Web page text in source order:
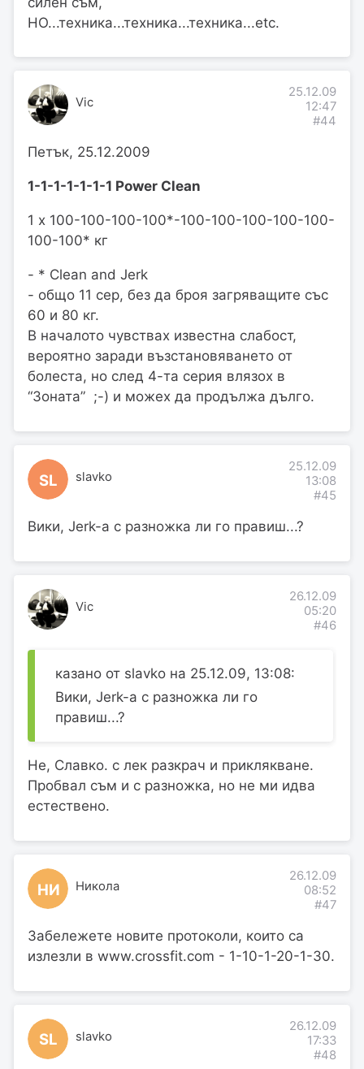
НО...техника...техника...техника...etc.
Vic
25.12.09
12:47
#44
Петък, 25.12.2009
1-1-1-1-1-1-1 Power Clean
1 х 100-100-100-100*-100-100-100-100-100-
100-100* кг
- * Clean and Jerk
- общо 11 сер, без да броя загряващите със
60 и 80 кг.
В началото чувствах известна слабост,
вероятно заради възстановяването от
болеста, но след 4-та серия влязох в
“Зоната” ;-) и можех да продължа дълго.
SL slavko
25.12.09
13:08
#45
Вики, Jerk-a с разножка ли го правиш...?
Vic
26.12.09
05:20
#46
казано от slavko на 25.12.09, 13:08:
Вики, Jerk-a с разножка ли го
правиш...?
Не, Славко. с лек разкрач и приклякване.
Пробвал съм и с разножка, но не ми идва
естествено.
НИ Никола
26.12.09
08:52
#47
Забележете новите протоколи, които са
излезли в www.crossfit.com - 1-10-1-20-1-30.
SL slavko
26.12.09
17:33
#48